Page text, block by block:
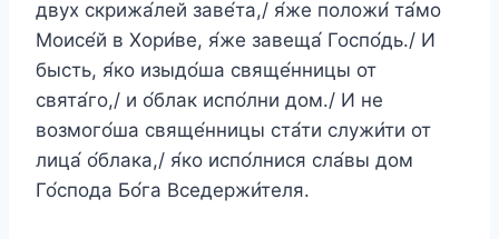
двух скрижа́лей заве́та,/ я́же положи́ та́мо
Моисе́й в Хори́ве, я́же завеща́ Госпо́дь./ И
бысть, я́ко изыдо́ша свяще́нницы от
свята́го,/ и о́блак испо́лни дом./ И не
возмого́ша свяще́нницы ста́ти служи́ти от
лица́ о́блака,/ я́ко испо́лнися сла́вы дом
Го́спода Бо́га Вседержи́теля.